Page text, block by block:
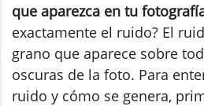
que aparezca en tu
exactamente el ruido? El
grano que aparece sobre
oscuras de la foto. Para
ruido y cómo se genera,